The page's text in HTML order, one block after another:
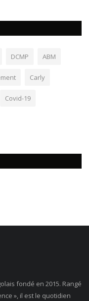
DCMP ABM
Carly
Covid-19
fondé en 2015. Rangé
», il est le quotidien